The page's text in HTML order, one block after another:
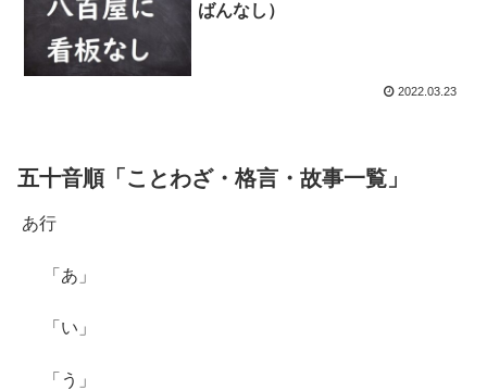
ばんなし）
2022.03.23
五十音順「ことわざ・格言・故事一覧」
あ行
「あ」
「い」
「う」